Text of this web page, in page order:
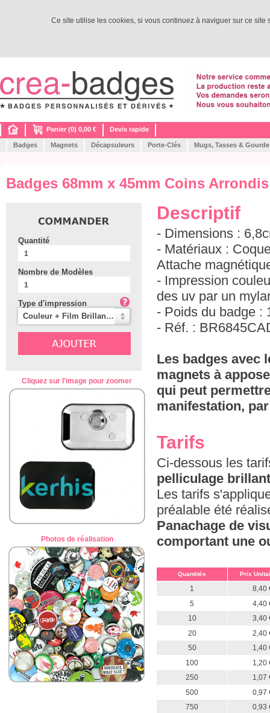
Ce site utilise les cookies, si vous continuez à naviguer sur ce
Panier (0) 0,00 € Devis rapide
Badges Magnets Décapsuleurs Porte-Clés Mugs, Tasses &
Badges 68mm x 45mm Coins
Quantité
Nombre de Modèles
Type d'impression
Couleur + Film Brillant (Mylar) (5%)
Cliquez sur l'image pour zoomer
Photos de réalisation
Descriptif
- Dimensions :
- Matériaux :
Attache
- Impression
des uv par un
- Poids du badge :
- Réf. :
Les badges avec
magnets à
qui peut
manifestation,
Tarifs
Ci-dessous les
pelliculage brillant
Les tarifs
préalable été
Panachage de
comportant une
Quantités Prix
1
8,40
5
4,40
10
3,40
20
2,40
50
1,40
100
1,20
250
1,07
500
0,97
750
0,93